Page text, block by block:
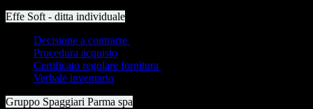
Effe Soft - ditta individuale
Decisione a contrarre
Procedura acquisto
Certificato regolare fornitura
Verbale inventario
Gruppo Spaggiari Parma spa